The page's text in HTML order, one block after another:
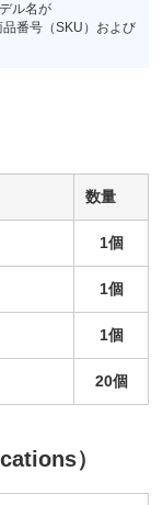
ル名が
品番号（SKU）および
数量
1個
1個
1個
20個
）